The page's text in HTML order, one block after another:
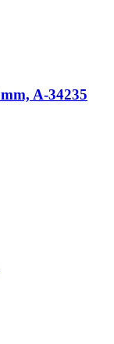
A-34235